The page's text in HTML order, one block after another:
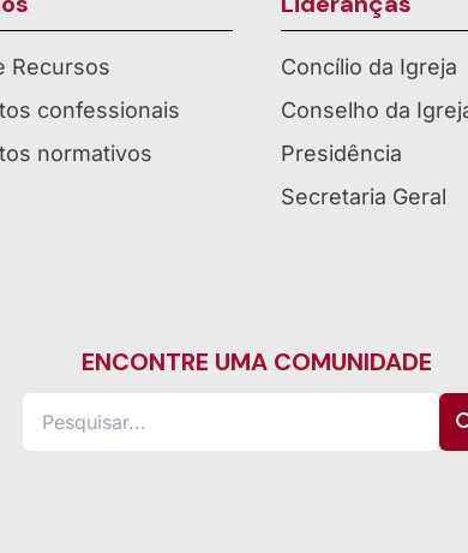
Recursos
confessionais
normativos
Concílio da Igreja
Conselho da
Presidência
Secretaria Geral
ENCONTRE UMA COMUNIDADE